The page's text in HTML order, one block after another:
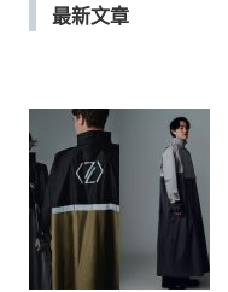
最新文章